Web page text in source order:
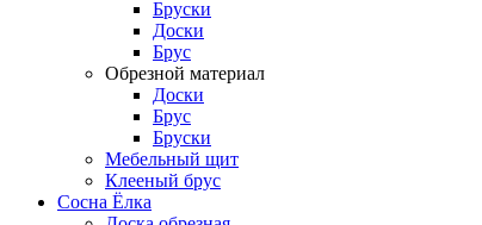
Бруски
Доски
Брус
Обрезной материал
Доски
Брус
Бруски
Мебельный щит
Клееный брус
Сосна Ёлка